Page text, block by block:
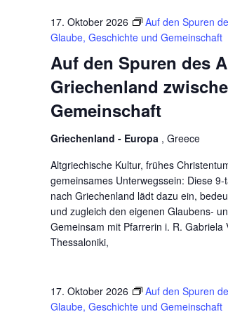
m
w
ä
l
e
Auf den Spuren des
Griechenland
Gemeinschaft
17. Oktober 2026
Auf den Spuren
Glaube, Geschichte und Gemeinschaft
Griechenland - Europa , Greece
Altgriechische Kultur, frühes
gemeinsames Unterwegssein: Diese
nach Griechenland lädt dazu ein,
und zugleich den eigenen Glaubens-
Gemeinsam mit Pfarrerin i. R.
Thessaloniki,
17. Oktober 2026
Auf den Spuren
Glaube, Geschichte und Gemeinschaft